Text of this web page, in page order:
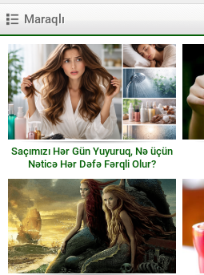
Maraqlı
Saçımızı Hər Gün Yuyuruq, Nə üçün
Nəticə Hər Dəfə Fərqli Olur?